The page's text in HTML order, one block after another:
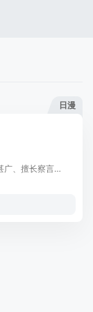
日漫
女高中生铃木的个性开朗、交友甚广、擅长察言观色，是班上的中心人物之一，她喜欢的对象是坐在自己隔壁的男同学谷， ...